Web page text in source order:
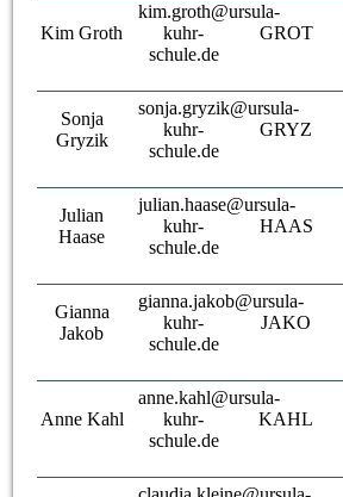
Kim Groth
kim.groth@ursula-
kuhr-
schule.de
GROT
Sonja
Gryzik
sonja.gryzik@ursula-
kuhr-
schule.de
GRYZ
Julian
Haase
julian.haase@ursula-
kuhr-
schule.de
HAAS
Gianna
Jakob
gianna.jakob@ursula-
kuhr-
schule.de
JAKO
Anne Kahl
anne.kahl@ursula-
kuhr-
schule.de
KAHL